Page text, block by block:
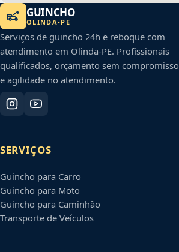
GUINCHO
OLINDA-PE
Serviços de guincho 24h e reboque com
atendimento em Olinda-PE. Profissionais
qualificados, orçamento sem compromisso
e agilidade no atendimento.
SERVIÇOS
Guincho para Carro
Guincho para Moto
Guincho para Caminhão
Transporte de Veículos